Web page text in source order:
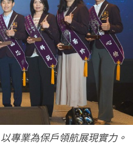
專業為保戶領航展現實力。